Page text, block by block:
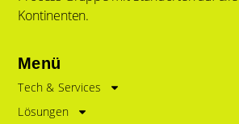
Kontinenten.
Menü
Tech & Services
Lösungen